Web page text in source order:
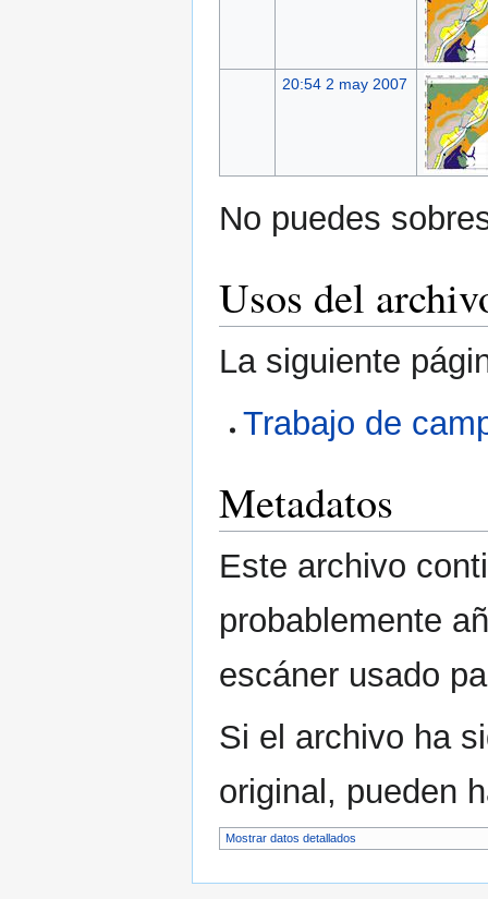
20:54 2 may 2007
No puedes
Usos del
La siguiente
Trabajo de
Metadatos
Este archivo
probablemente
escáner usado
Si el archivo ha
original, pueden
Mostrar datos detallados